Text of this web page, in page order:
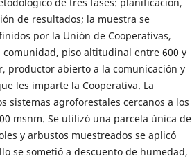
de tres fases: planificación,
de resultados; la muestra se
por la Unión de Cooperativas,
piso altitudinal entre 600 y
productor abierto a la comunicación y
les imparte la Cooperativa. La
sistemas agroforestales cercanos a los
msnm. Se utilizó una parcela única de
y arbustos muestreados se aplicó
se sometió a descuento de humedad,